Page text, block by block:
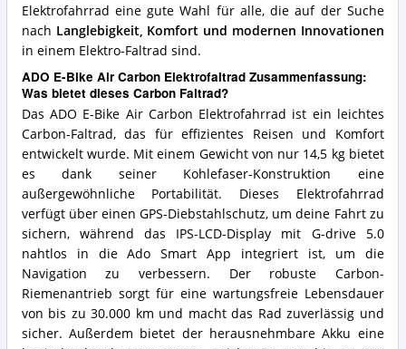
Elektrofahrrad eine gute Wahl für alle, die auf der Suche
nach Langlebigkeit, Komfort und modernen Innovationen
in einem Elektro-Faltrad sind.
ADO E-Bike Air Carbon Elektrofaltrad Zusammenfassung:
Was bietet dieses Carbon Faltrad?
Das ADO E-Bike Air Carbon Elektrofahrrad ist ein leichtes
Carbon-Faltrad, das für effizientes Reisen und Komfort
entwickelt wurde. Mit einem Gewicht von nur 14,5 kg bietet
es dank seiner Kohlefaser-Konstruktion eine
außergewöhnliche Portabilität. Dieses Elektrofahrrad
verfügt über einen GPS-Diebstahlschutz, um deine Fahrt zu
sichern, während das IPS-LCD-Display mit G-drive 5.0
nahtlos in die Ado Smart App integriert ist, um die
Navigation zu verbessern. Der robuste Carbon-
Riemenantrieb sorgt für eine wartungsfreie Lebensdauer
von bis zu 30.000 km und macht das Rad zuverlässig und
sicher. Außerdem bietet der herausnehmbare Akku eine